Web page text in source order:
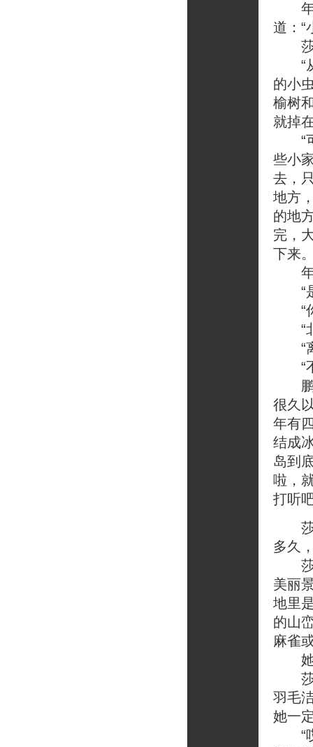
年
道：“
莎
“从
的小
榆树
就掉
“可
些小
去，
地方
的地
完，
下来
年
“是
“你
“北
“离
“不
鹏
很久
年有
结成
岛到
啦，
打听
莎
多久
莎
美丽
地里
的山
麻雀
她
莎
羽毛
她一
“哎